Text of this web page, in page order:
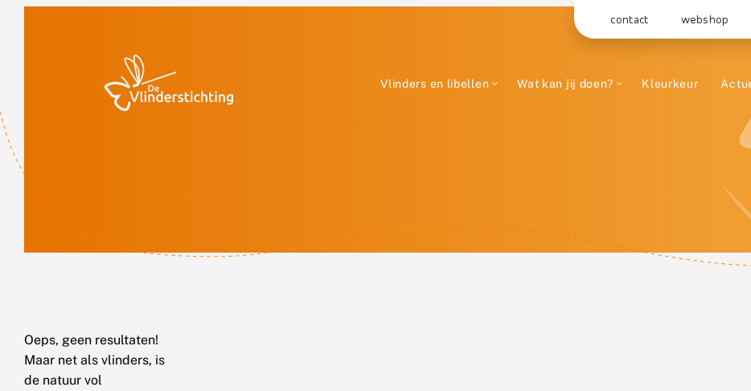
contact webshop
Vlinders en libellen Wat kan jij doen? Kleurkeur
Oeps, geen resultaten!
Maar net als vlinders, is
de natuur vol